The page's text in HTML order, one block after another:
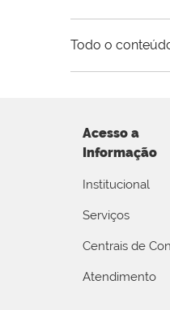
Todo o
Acesso a
Informação
Institucional
Serviços
Centrais de
Atendimento